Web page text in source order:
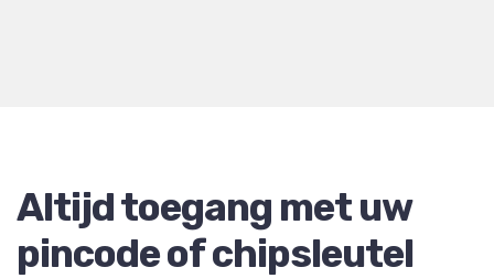
Altijd toegang met uw
pincode of chipsleutel